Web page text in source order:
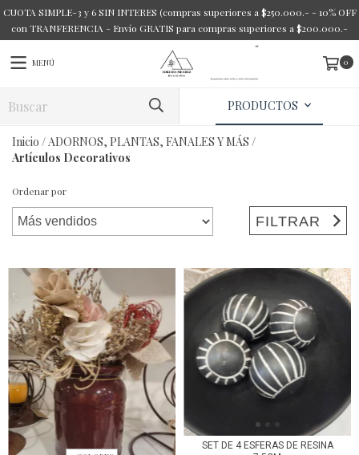
CUOTA SIMPLE-3 y 6 SIN INTERES (compras superiores a $250.000.- - 10% OFF
con TRANFERENCIA - Envío GRATIS para compras superiores a $200.000.-
MENÚ 0
PRODUCTOS
Inicio / ADORNOS, PLANTAS, FANALES Y MÁS /
Artículos Decorativos
Ordenar por
FILTRAR
SET DE 4 ESFERAS DE RESINA